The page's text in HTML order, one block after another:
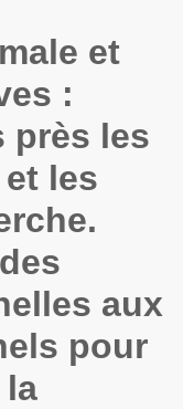
et
:
près les
les
aux
pour